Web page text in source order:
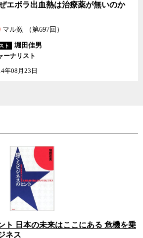
エボラ出血熱は治療薬が無いのか
マル激 （第697回）
ト
堀田佳男
ーナリスト
年08月23日
ト 日本の未来はここにある 危機を乗
ネス